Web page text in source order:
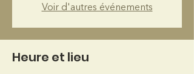
Voir d'autres événements
Heure et lieu